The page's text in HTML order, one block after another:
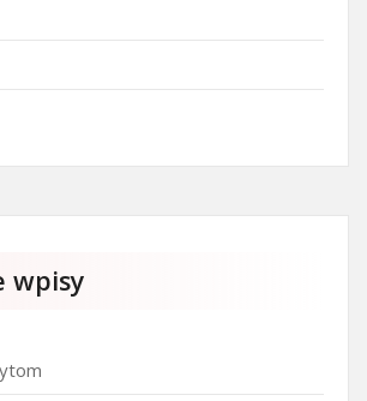
wpisy